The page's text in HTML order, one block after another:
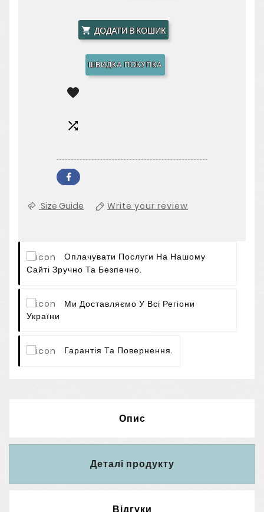
 ДОДАТИ В КОШИК
ШВИДКА ПОКУПКА


Size Guide Write your review
Оплачувати Послуги На Нашому
Сайті Зручно Та Безпечно.
Ми Доставляємо У Всі Регіони
України
Гарантія Та Повернення.
Опис
Деталі продукту